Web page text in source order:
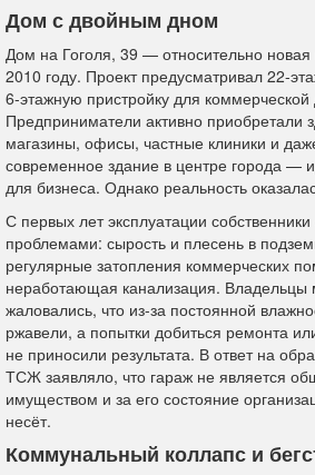
Дом с двойным дном
Дом на Гоголя, 39 — относительно новая
2010 году. Проект предусматривал 22-
6-этажную пристройку для коммерческой
Предприниматели активно приобретали
магазины, офисы, частные клиники и
современное здание в центре города —
для бизнеса. Однако реальность
С первых лет эксплуатации собственники
проблемами: сырость и плесень в
регулярные затопления коммерческих
неработающая канализация.
жаловались, что из-за постоянной
ржавели, а попытки добиться ремонта
не приносили результата. В ответ на
ТСЖ заявляло, что гараж не является
имуществом и за его состояние
несёт.
Коммунальный коллапс и